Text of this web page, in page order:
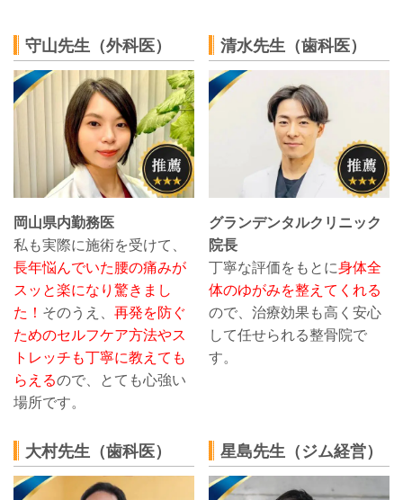
守山先生（外科医）
岡山県内勤務医
私も実際に施術を受けて、
長年悩んでいた腰の痛みが
スッと楽になり驚きまし
た！ そのうえ、 再発を防ぐ
ためのセルフケア方法やス
トレッチも丁寧に教えても
らえるので、とても心強い
場所です。
清水先生（歯科医）
グランデンタルクリニック
院長
丁寧な評価をもとに身体全
体のゆがみを整えてくれる
ので、治療効果も高く安心
して任せられる整骨院で
す。
大村先生（歯科医） 星島先生（ジム経営）